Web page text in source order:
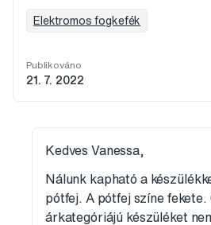
Elektromos fogkefék
Publikováno
21. 7. 2022
Kedves Vanessa,
Nálunk kapható a
pótfej. A pótfej színe fekete.
árkategóriájú készüléket